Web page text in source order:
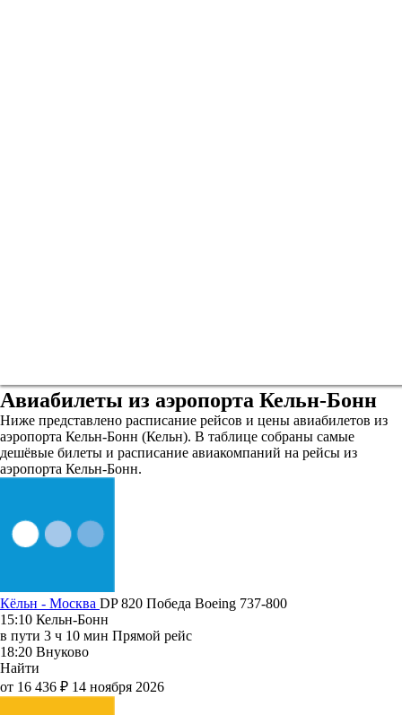
Авиабилеты из аэропорта Кельн-Бонн
Ниже представлено расписание рейсов и цены авиабилетов из
аэропорта Кельн-Бонн (Кельн). В таблице собраны самые
дешёвые билеты и расписание авиакомпаний на рейсы из
аэропорта Кельн-Бонн.
Кёльн - Москва DP 820 Победа Boeing 737-800
15:10 Кельн-Бонн
в пути 3 ч 10 мин Прямой рейс
18:20 Внуково
Найти
от 16 436 ₽ 14 ноября 2026